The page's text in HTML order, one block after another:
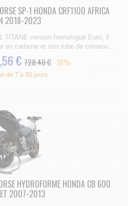
SP-1 HONDA CRF1100 AFRICA
2018-2023
TITANE version homologué Euro, il
en carbone et son tube de connexi...
€ 728.40 € -10%
de 7 à 30 jours
HYDROFORME HONDA CB 600
2007-2013